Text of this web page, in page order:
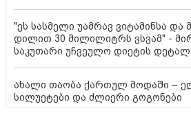
"ეს სასმელი უამრავ ვიტამინსა და
დილით 30 მილილიტრს ვსვამ" -
საკუთარი უჩვეულო დიეტის
ახალი თაობა ქართულ მოდაში –
სილუეტები და ძლიერი გოგონები